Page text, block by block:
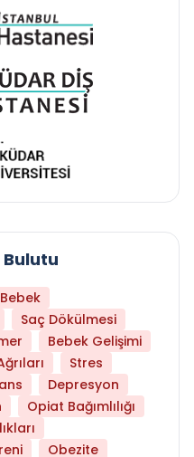
Saç Dökülmesi
Bebek Gelişimi
Stres
Depresyon
Opiat Bağımlılığı
Obezite